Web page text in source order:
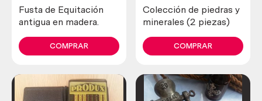
Fusta de Equitación
antigua en madera.
COMPRAR
Colección de piedras y
minerales (2 piezas)
COMPRAR